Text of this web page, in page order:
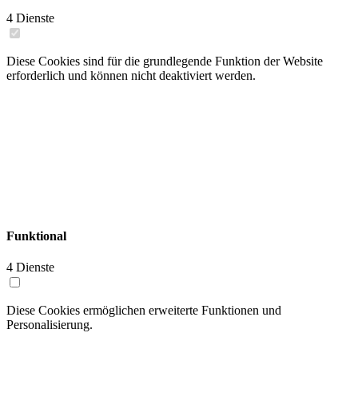
4 Dienste
Diese Cookies sind für die grundlegende Funktion der Website
erforderlich und können nicht deaktiviert werden.
Funktional
4 Dienste
Diese Cookies ermöglichen erweiterte Funktionen und
Personalisierung.